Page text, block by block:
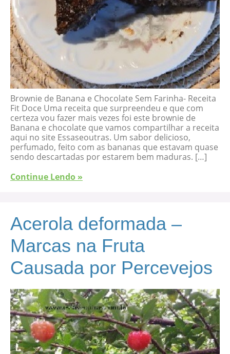
Brownie de Banana e Chocolate Sem Farinha- Receita
Fit Doce Uma receita que surpreendeu e que com
certeza vou fazer mais vezes foi este brownie de
Banana e chocolate que vamos compartilhar a receita
aqui no site Essaseoutras. Um sabor delicioso,
perfumado, feito com as bananas que estavam quase
sendo descartadas por estarem bem maduras. […]
Continue Lendo »
Acerola deformada –
Marcas na Fruta
Causada por Percevejos